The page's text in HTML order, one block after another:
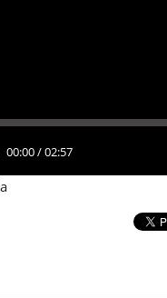
00:00/02:57